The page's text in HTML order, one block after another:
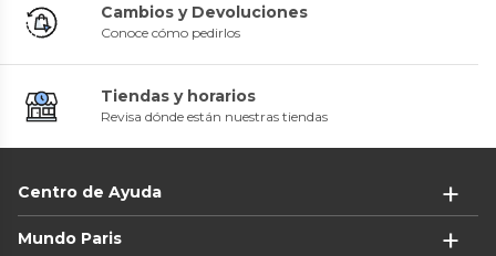
Cambios y Devoluciones
Conoce cómo pedirlos
Tiendas y horarios
Revisa dónde están nuestras tiendas
Centro de Ayuda
Mundo Paris